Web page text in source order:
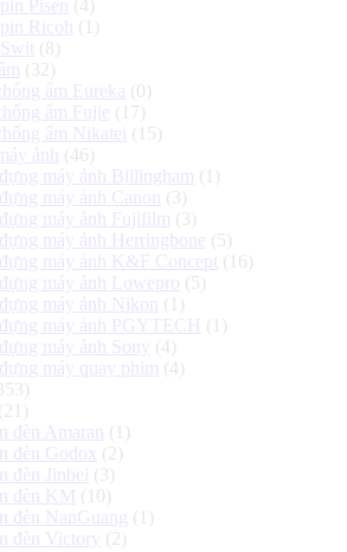
Pisen
(4)
Ricoh
(1)
(8)
(32)
ẩm Eureka (0)
ẩm Fujie (17)
ẩm Nikatei (15)
ảnh
(46)
máy ảnh Billingham (1)
máy ảnh Canon
(3)
máy ảnh Fujifilm (3)
máy ảnh Herringbone (5)
máy ảnh K&F Concept (16)
máy ảnh Lowepro (5)
máy ảnh Nikon
(1)
máy ảnh PGYTECH
(1)
máy ảnh Sony (4)
máy quay phim (4)
(21)
đèn Amaran
(1)
đèn Godox (2)
đèn Jinbei (3)
đèn KM (10)
đèn NanGuang (1)
đèn Victory (2)